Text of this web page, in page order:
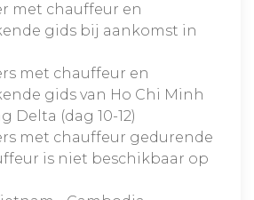
met chauffeur en
gids bij aankomst in
met chauffeur en
gids van Ho Chi Minh
Delta (dag 10-12)
met chauffeur gedurende
is niet beschikbaar op